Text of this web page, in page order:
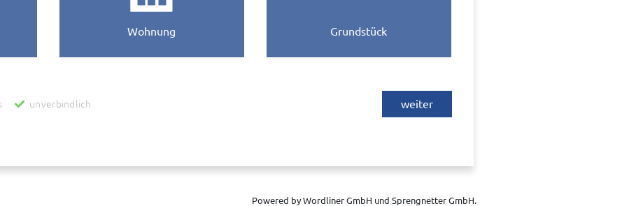
Wohnung Grundstück
unverbindlich weiter
des bereit gestellten Systems genutzt und anonymisiert zu statistischen Zwecken im System weiter
Powered by Wordliner GmbH und Sprengnetter GmbH.